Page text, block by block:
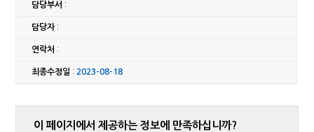
담당부서 :
담당자:
연락처 :
최종수정일 : 2023-08-18
이 페이지에서 제공하는 정보에 만족하십니까?